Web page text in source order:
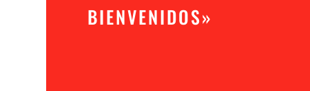
BIENVENIDOS»